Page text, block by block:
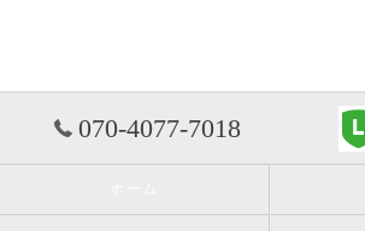
070-4077-7018